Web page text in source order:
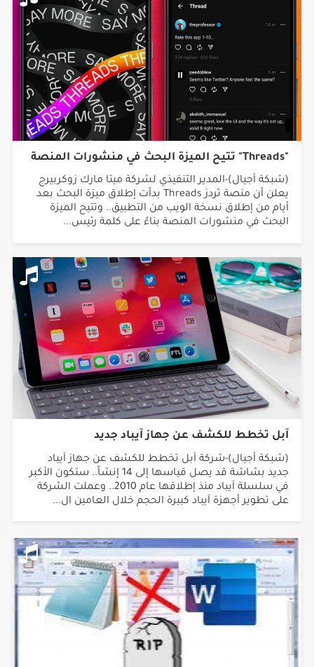
"Threads" تتيح الميزة البحث في منشورات المنصة
(شبكة أجيال)-المدير التنفيذي لشركة ميتا مارك زوكربيرج
يعلن أن منصة ثردز Threads بدأت إطلاق ميزة البحث بعد
أيام من إطلاق نسخة الويب من التطبيق.. وتتيح الميزة
البحث في منشورات المنصة بناءً على كلمة رئيس...
آبل تخطط للكشف عن جهاز آيباد جديد
(شبكة أجيال)-شركة آبل تخطط للكشف عن جهاز آيباد
جديد بشاشة قد يصل قياسها إلى 14 إنشاً.. ستكون الأكبر
في سلسلة آيباد منذ إطلاقها عام 2010.. وعملت الشركة
على تطوير أجهزة آيباد كبيرة الحجم خلال العامين ال...